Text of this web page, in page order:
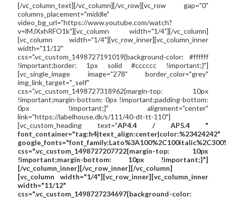
[/vc_column_text][/vc_column][/vc_row][vc_row gap="0"
columns_placement="middle"
video_bg_url="https://www.youtube.com/watch?
v=lMJXxhRFO1k"][vc_column width="1/4"][/vc_column]
[vc_column width="1/4"][vc_row_inner][vc_column_inner
width="11/12"
css=".vc_custom_1498727191019{background-color: #ffffff
!important;border: 1px solid #cccccc !important;}"]
[vc_single_image image="278" border_color="grey"
img_link_target="_self"
css=".vc_custom_1498727318962{margin-top: 10px
!important;margin-bottom: 0px !important;padding-bottom:
0px !important;}" alignment="center"
link="https://labelhouse.dk/s/111/40-dt-tt-110"]
[vc_custom_heading text="AP4.4 / AP5.4 "
font_container="tag:h4|text_align:center|color:%23424242"
css=".vc_custom_1498727207722{margin-top: 10px
!important;margin-bottom: 10px !important;}"]
[/vc_column_inner][/vc_row_inner][/vc_column]
[vc_column width="1/4"][vc_row_inner][vc_column_inner
width="11/12"
css=".vc_custom_1498727234697{background-color: